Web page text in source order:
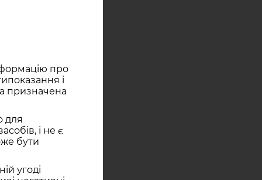
про
і
призначена
для
і не є
бути
угоді